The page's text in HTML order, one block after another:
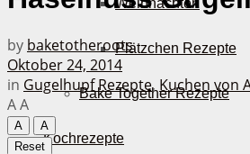
Weihnachten
Plätzchen Rezepte
Bake Together Rezepte
Kochrezepte
by baketotheroots
Oktober 24, 2014
in Gugelhupf Rezepte, Kuchen von
AA
A
A
Reset